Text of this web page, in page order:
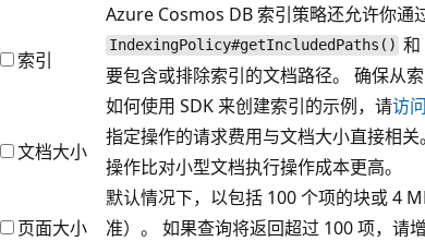
索引
Azure Cosmos DB 索引策略还允许你通
IndexingPolicy#getIncludedPaths() 和
要包含或排除索引的文档路径。 确保从
如何使用 SDK 来创建索引的示例，请访
文档大小
指定操作的请求费用与文档大小直接相
操作比对小型文档执行操作成本更高。
页面大小
默认情况下，以包括 100 个项的块或 4
准）。 如果查询将返回超过 100 项，请